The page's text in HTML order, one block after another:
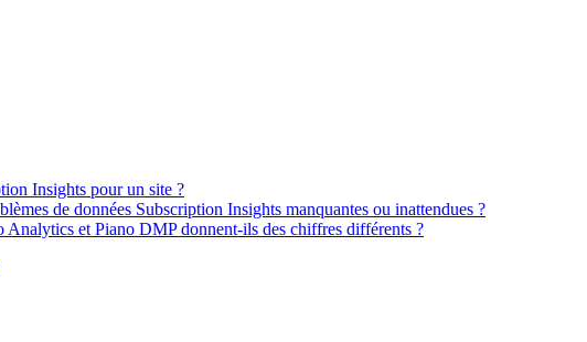
Insights pour un site ?
de données Subscription Insights manquantes ou inattendues ?
Analytics et Piano DMP donnent-ils des chiffres différents ?